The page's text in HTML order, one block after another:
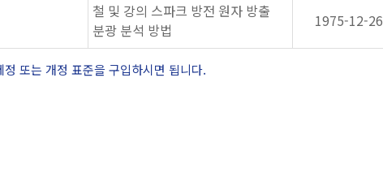
철 및 강의 스파크 방전 원자 방출
분광 분석 방법
1975-12-26
또는 개정 표준을 구입하시면 됩니다.